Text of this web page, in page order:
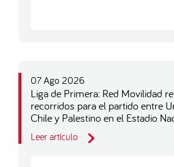
07 Ago 2026
Liga de Primera: Red Movilidad
recorridos para el partido entre
Chile y Palestino en el Estadio
Leer artículo